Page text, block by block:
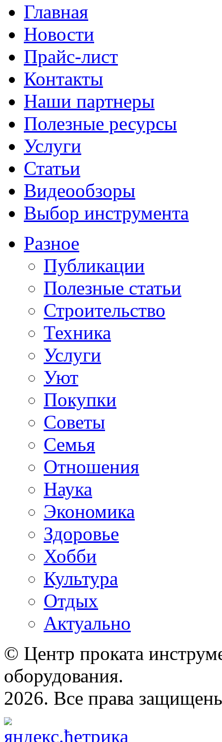
Главная
Новости
Прайс-лист
Контакты
Наши партнеры
Полезные ресурсы
Услуги
Статьи
Видеообзоры
Выбор инструмента
Разное
Публикации
Полезные статьи
Строительство
Техника
Услуги
Уют
Покупки
Советы
Семья
Отношения
Наука
Экономика
Здоровье
Хобби
Культура
Отдых
Актуально
© Центр проката
оборудования.
2026. Все права